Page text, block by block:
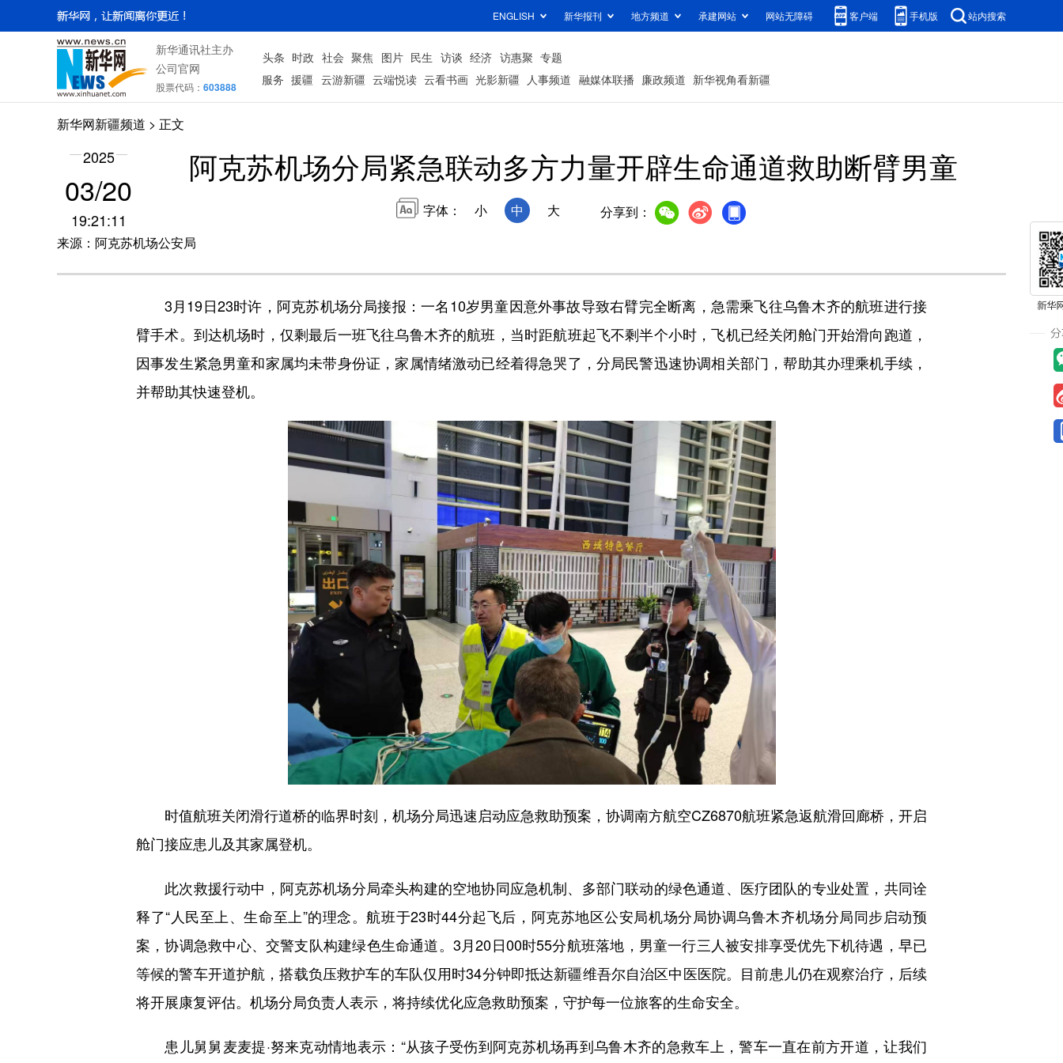
ENGLISH 新华报刊 地方频道 承建网站 网站无障碍 客户端 手机版 站内搜索
新华通讯社主办
公司官网
股票代码： 603888
头条 时政 社会 聚焦 图片 民生 访谈 经济 访惠聚 专题
服务 援疆 云游新疆 云端悦读 云看书画 光影新疆 人事频道 融媒体联播 廉政频道 新华视角看新疆
新华网新疆频道 > 正文
2025
03/20
19:21:11
来源：阿克苏机场公安局
阿克苏机场分局紧急联动多方力量开辟生命通道救助断臂男童
字体： 小 中 大 分享到：
3月19日23时许，阿克苏机场分局接报：一名10岁男童因意外事故导致右臂完全断离，急需乘飞往乌鲁木齐的航班进行接
臂手术。到达机场时，仅剩最后一班飞往乌鲁木齐的航班，当时距航班起飞不剩半个小时，飞机已经关闭舱门开始滑向跑道，
因事发生紧急男童和家属均未带身份证，家属情绪激动已经着得急哭了，分局民警迅速协调相关部门，帮助其办理乘机手续，
并帮助其快速登机。
时值航班关闭滑行道桥的临界时刻，机场分局迅速启动应急救助预案，协调南方航空CZ6870航班紧急返航滑回廊桥，开启
舱门接应患儿及其家属登机。
此次救援行动中，阿克苏机场分局牵头构建的空地协同应急机制、多部门联动的绿色通道、医疗团队的专业处置，共同诠
释了“人民至上、生命至上”的理念。航班于23时44分起飞后，阿克苏地区公安局机场分局协调乌鲁木齐机场分局同步启动预
案，协调急救中心、交警支队构建绿色生命通道。3月20日00时55分航班落地，男童一行三人被安排享受优先下机待遇，早已
等候的警车开道护航，搭载负压救护车的车队仅用时34分钟即抵达新疆维吾尔自治区中医医院。目前患儿仍在观察治疗，后续
将开展康复评估。机场分局负责人表示，将持续优化应急救助预案，守护每一位旅客的生命安全。
患儿舅舅麦麦提·努来克动情地表示：“从孩子受伤到阿克苏机场再到乌鲁木齐的急救车上，警车一直在前方开道，让我们